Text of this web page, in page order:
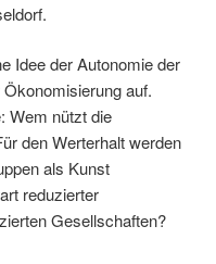
Idee der Autonomie der
auf.
Wem nützt die
den Werterhalt werden
als Kunst
reduzierter
Gesellschaften?